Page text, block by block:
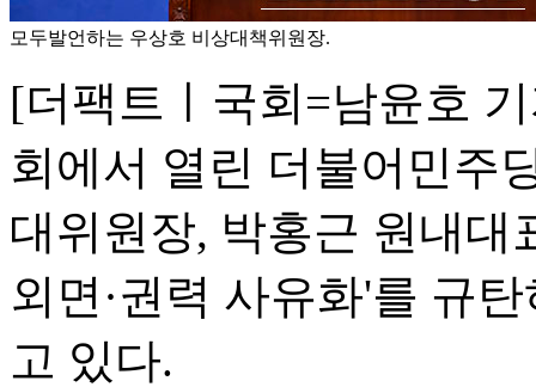
모두발언하는 우상호 비상대책위원장.
[더팩트ㅣ국회=남윤호
회에서 열린 더불어민주
대위원장, 박홍근 원내대
외면·권력 사유화'를 규
고 있다.